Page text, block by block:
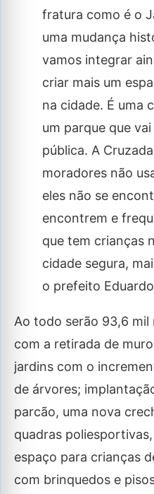
fratura como é o
uma mudança
vamos integrar
criar mais um
na cidade. É uma
um parque que
pública. A
moradores não
eles não se
encontrem e
que tem crianças
cidade segura,
o prefeito
Ao todo serão 93,6 mil
com a retirada de
jardins com o
de árvores;
parcão, uma nova
quadras
espaço para crianças
com brinquedos e